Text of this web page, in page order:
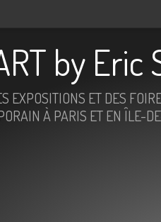
by Eric
EXPOSITIONS ET DES
À PARIS ET EN ÎLE-